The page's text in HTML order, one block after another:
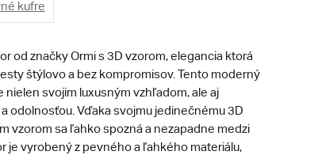
kufre
od značky Ormi s 3D vzorom, elegancia ktorá
štýlovo a bez kompromisov. Tento moderný
nielen svojim luxusným vzhľadom, ale aj
odolnosťou. Vďaka svojmu jedinečnému 3D
vzorom sa ľahko spozná a nezapadne medzi
je vyrobený z pevného a ľahkého materiálu,